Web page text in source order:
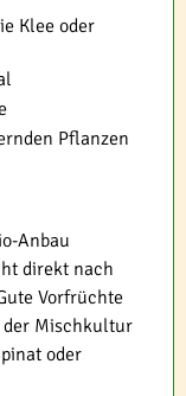
Klee oder
Pflanzen
Anbau
direkt nach
Vorfrüchte
Mischkultur
oder